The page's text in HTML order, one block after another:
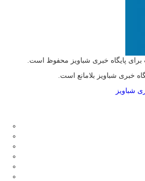
پایگاه خبری شباویز محفوظ است.
خبری شباویز بلامانع است.
شباویز